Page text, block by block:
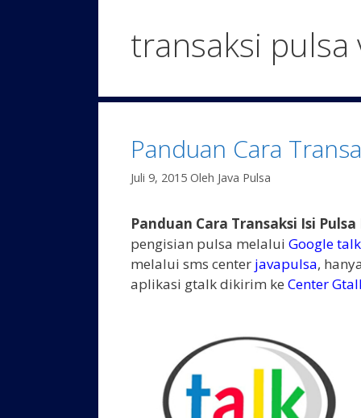
transaksi pulsa
Panduan Cara
Juli 9, 2015 Oleh Java Pulsa
Panduan Cara Transaksi Isi
pengisian pulsa melalui Google talk
melalui sms center javapulsa,
aplikasi gtalk dikirim ke Center